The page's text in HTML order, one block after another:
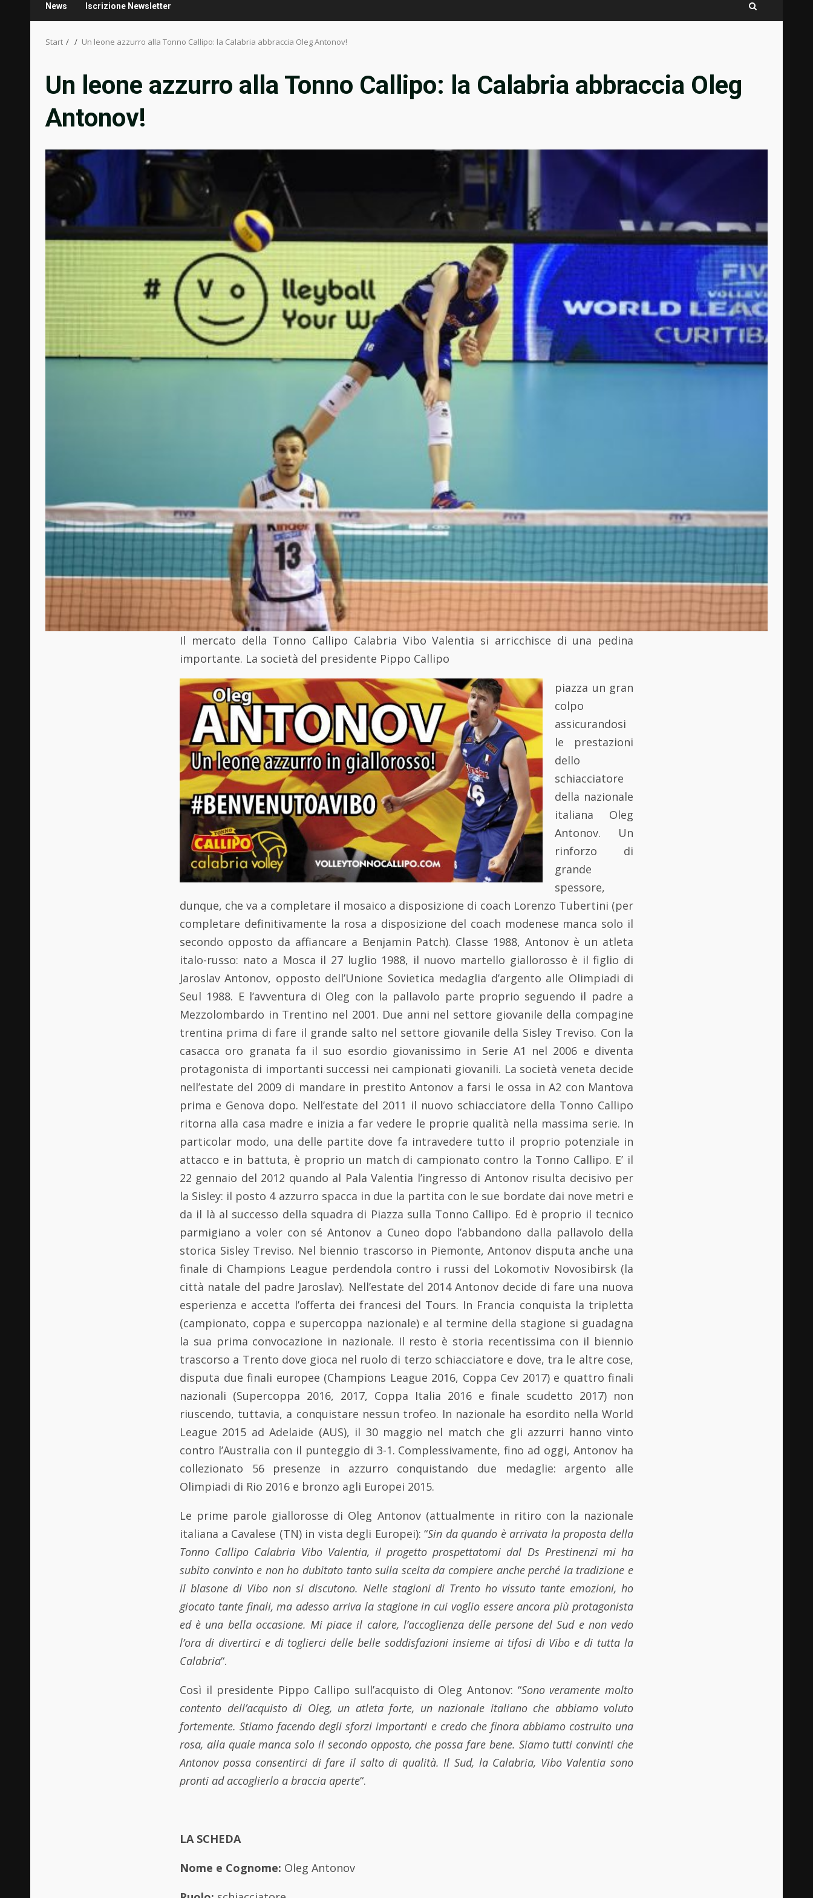
News Iscrizione Newsletter
Start Un leone azzurro alla Tonno Callipo: la Calabria abbraccia Oleg Antonov!
Un leone azzurro alla Tonno Callipo: la Calabria abbraccia Oleg
Antonov!
Il mercato della Tonno Callipo Calabria Vibo Valentia si arricchisce di una pedina
importante. La società del presidente Pippo Callipo
piazza un gran
colpo
assicurandosi
le prestazioni
dello
schiacciatore
della nazionale
italiana Oleg
Antonov. Un
rinforzo di
grande
spessore,
dunque, che va a completare il mosaico a disposizione di coach Lorenzo Tubertini (per
completare definitivamente la rosa a disposizione del coach modenese manca solo il
secondo opposto da affiancare a Benjamin Patch). Classe 1988, Antonov è un atleta
italo-russo: nato a Mosca il 27 luglio 1988, il nuovo martello giallorosso è il figlio di
Jaroslav Antonov, opposto dell’Unione Sovietica medaglia d’argento alle Olimpiadi di
Seul 1988. E l’avventura di Oleg con la pallavolo parte proprio seguendo il padre a
Mezzolombardo in Trentino nel 2001. Due anni nel settore giovanile della compagine
trentina prima di fare il grande salto nel settore giovanile della Sisley Treviso. Con la
casacca oro granata fa il suo esordio giovanissimo in Serie A1 nel 2006 e diventa
protagonista di importanti successi nei campionati giovanili. La società veneta decide
nell’estate del 2009 di mandare in prestito Antonov a farsi le ossa in A2 con Mantova
prima e Genova dopo. Nell’estate del 2011 il nuovo schiacciatore della Tonno Callipo
ritorna alla casa madre e inizia a far vedere le proprie qualità nella massima serie. In
particolar modo, una delle partite dove fa intravedere tutto il proprio potenziale in
attacco e in battuta, è proprio un match di campionato contro la Tonno Callipo. E’ il
22 gennaio del 2012 quando al Pala Valentia l’ingresso di Antonov risulta decisivo per
la Sisley: il posto 4 azzurro spacca in due la partita con le sue bordate dai nove metri e
da il là al successo della squadra di Piazza sulla Tonno Callipo. Ed è proprio il tecnico
parmigiano a voler con sé Antonov a Cuneo dopo l’abbandono dalla pallavolo della
storica Sisley Treviso. Nel biennio trascorso in Piemonte, Antonov disputa anche una
finale di Champions League perdendola contro i russi del Lokomotiv Novosibirsk (la
città natale del padre Jaroslav). Nell’estate del 2014 Antonov decide di fare una nuova
esperienza e accetta l’offerta dei francesi del Tours. In Francia conquista la tripletta
(campionato, coppa e supercoppa nazionale) e al termine della stagione si guadagna
la sua prima convocazione in nazionale. Il resto è storia recentissima con il biennio
trascorso a Trento dove gioca nel ruolo di terzo schiacciatore e dove, tra le altre cose,
disputa due finali europee (Champions League 2016, Coppa Cev 2017) e quattro finali
nazionali (Supercoppa 2016, 2017, Coppa Italia 2016 e finale scudetto 2017) non
riuscendo, tuttavia, a conquistare nessun trofeo. In nazionale ha esordito nella World
League 2015 ad Adelaide (AUS), il 30 maggio nel match che gli azzurri hanno vinto
contro l’Australia con il punteggio di 3-1. Complessivamente, fino ad oggi, Antonov ha
collezionato 56 presenze in azzurro conquistando due medaglie: argento alle
Olimpiadi di Rio 2016 e bronzo agli Europei 2015.
Le prime parole giallorosse di Oleg Antonov (attualmente in ritiro con la nazionale
italiana a Cavalese (TN) in vista degli Europei): “Sin da quando è arrivata la proposta della
Tonno Callipo Calabria Vibo Valentia, il progetto prospettatomi dal Ds Prestinenzi mi ha
subito convinto e non ho dubitato tanto sulla scelta da compiere anche perché la tradizione e
il blasone di Vibo non si discutono. Nelle stagioni di Trento ho vissuto tante emozioni, ho
giocato tante finali, ma adesso arriva la stagione in cui voglio essere ancora più protagonista
ed è una bella occasione. Mi piace il calore, l’accoglienza delle persone del Sud e non vedo
l’ora di divertirci e di toglierci delle belle soddisfazioni insieme ai tifosi di Vibo e di tutta la
Calabria“.
Così il presidente Pippo Callipo sull’acquisto di Oleg Antonov: “Sono veramente molto
contento dell’acquisto di Oleg, un atleta forte, un nazionale italiano che abbiamo voluto
fortemente. Stiamo facendo degli sforzi importanti e credo che finora abbiamo costruito una
rosa, alla quale manca solo il secondo opposto, che possa fare bene. Siamo tutti convinti che
Antonov possa consentirci di fare il salto di qualità. Il Sud, la Calabria, Vibo Valentia sono
pronti ad accoglierlo a braccia aperte“.
LA SCHEDA
Nome e Cognome: Oleg Antonov